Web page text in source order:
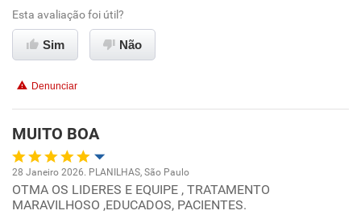
Ambiente de trabalho
Benefícios
Recomenda esta empresa
Recomenda a diretoria
Esta avaliação foi útil?
Sim Não
Denunciar
MUITO BOA
Oportunidade de promoção
28 Janeiro 2026. PLANILHAS, São Paulo
OTMA OS LIDERES E EQUIPE , TRATAMENTO
MARAVILHOSO ,EDUCADOS, PACIENTES.